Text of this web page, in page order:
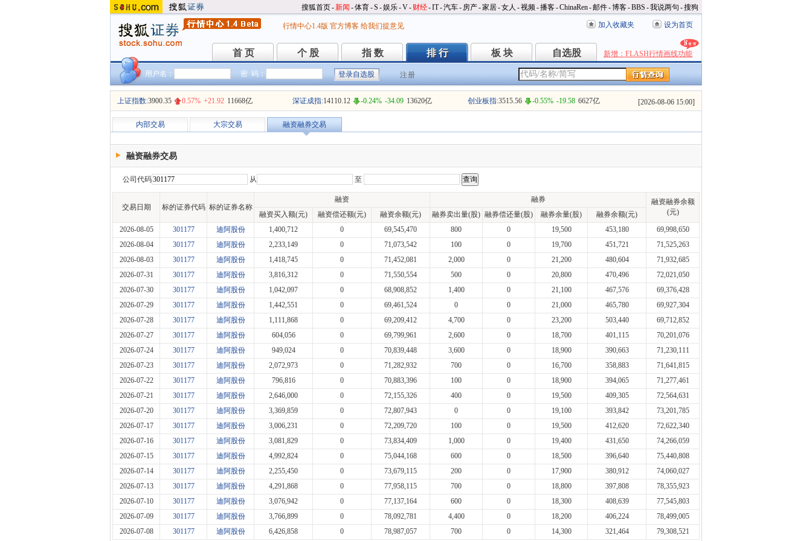
搜狐首页-新闻 -体育-S -娱乐-V- 财经-IT-汽车- 房产-家居-女人 -视频-播客-ChinaRen-邮件-博客-BBS -我说两句 -搜狗
行情中心1.4版 官方博客 给我们提意见 加入收藏夹 设为首页
首 页
首 页 个 股
个 股 指 数
指 数 排 行
排 行 板 块
板 块 自选股
自选股 新增：FLASH行情画线功能
用户名： 密 码： 注册
上证指数:3900.35 0.57% +21.92 11668亿 深证成指:14110.12 -0.24% -34.09 13620亿 创业板指:3515.56 -0.55% -19.58 6627亿 [2026-08-06 15:00]
内部交易 大宗交易 融资融券交易
融资融券交易
公司代码 从 至
交易日期 标的证券代码 标的证券名称
融资 融券
融资融券余额
(元)
融资买入额(元) 融资偿还额(元) 融资余额(元) 融券卖出量(股) 融券偿还量(股) 融券余量(股)
融券余额(元)
2026-08-05
301177 迪阿股份 1,400,712 0 69,545,470 800 0 19,500 453,180
69,998,650
2026-08-04
301177 迪阿股份 2,233,149 0 71,073,542 100 0 19,700 451,721
71,525,263
2026-08-03
301177 迪阿股份 1,418,745 0 71,452,081 2,000 0 21,200 480,604
71,932,685
2026-07-31
301177 迪阿股份 3,816,312 0 71,550,554 500 0 20,800 470,496
72,021,050
2026-07-30
301177 迪阿股份 1,042,097 0 68,908,852 1,400 0 21,100 467,576
69,376,428
2026-07-29
301177 迪阿股份 1,442,551 0 69,461,524 0 0 21,000 465,780
69,927,304
2026-07-28
301177 迪阿股份 1,111,868 0 69,209,412 4,700 0 23,200 503,440
69,712,852
2026-07-27
301177 迪阿股份 604,056 0 69,799,961 2,600 0 18,700 401,115
70,201,076
2026-07-24
301177 迪阿股份 949,024 0 70,839,448 3,600 0 18,900 390,663
71,230,111
2026-07-23
301177 迪阿股份 2,072,973 0 71,282,932 700 0 16,700 358,883
71,641,815
2026-07-22
301177 迪阿股份 796,816 0 70,883,396 100 0 18,900 394,065
71,277,461
2026-07-21
301177 迪阿股份 2,646,000 0 72,155,326 400 0 19,500 409,305
72,564,631
2026-07-20
301177 迪阿股份 3,369,859 0 72,807,943 0 0 19,100 393,842
73,201,785
2026-07-17
301177 迪阿股份 3,006,231 0 72,209,720 100 0 19,500 412,620
72,622,340
2026-07-16
301177 迪阿股份 3,081,829 0 73,834,409 1,000 0 19,400 431,650
74,266,059
2026-07-15
301177 迪阿股份 4,992,824 0 75,044,168 600 0 18,500 396,640
75,440,808
2026-07-14
301177 迪阿股份 2,255,450 0 73,679,115 200 0 17,900 380,912
74,060,027
2026-07-13
301177 迪阿股份 4,291,868 0 77,958,115 700 0 18,800 397,808
78,355,923
2026-07-10
301177 迪阿股份 3,076,942 0 77,137,164 600 0 18,300 408,639
77,545,803
2026-07-09
301177 迪阿股份 3,766,899 0 78,092,781 4,400 0 18,200 406,224
78,499,005
2026-07-08
301177 迪阿股份 6,426,858 0 78,987,057 700 0 14,300 321,464 79,308,521